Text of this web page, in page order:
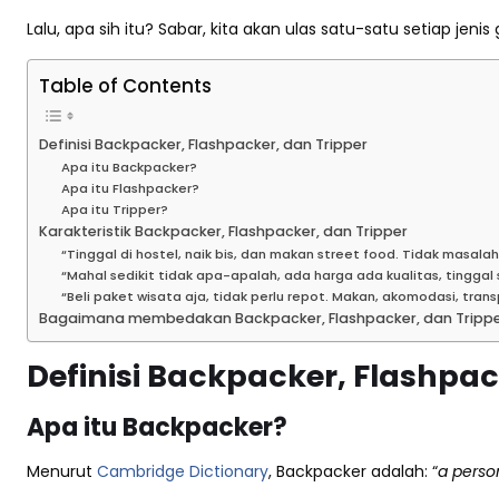
Lalu, apa sih itu? Sabar, kita akan ulas satu-satu setiap
Table of Contents
Definisi Backpacker, Flashpacker, dan Tripper
Apa itu Backpacker?
Apa itu Flashpacker?
Apa itu Tripper?
Karakteristik Backpacker, Flashpacker, dan Tripper
“Tinggal di hostel, naik bis, dan makan street food. Tidak
“Mahal sedikit tidak apa-apalah, ada harga ada kualitas,
“Beli paket wisata aja, tidak perlu repot. Makan, akomodasi,
Bagaimana membedakan Backpacker, Flashpacker, dan
Definisi Backpacker,
Apa itu Backpacker?
Menurut Cambridge Dictionary, Backpacker adalah: “a